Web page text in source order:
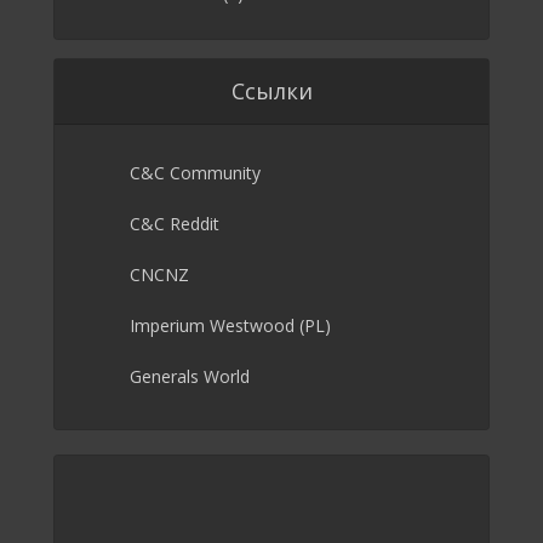
Ссылки
C&C Community
C&C Reddit
CNCNZ
Imperium Westwood (PL)
Generals World